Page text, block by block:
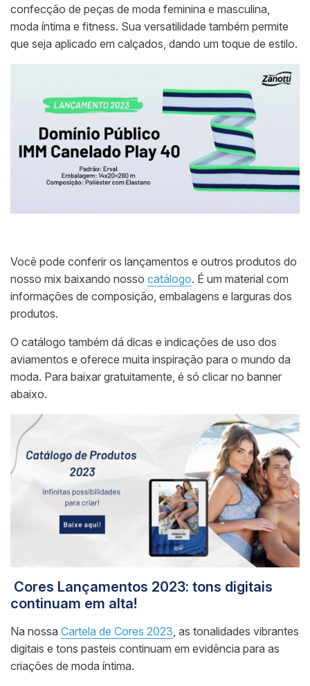
confecção de peças de moda feminina e masculina,
moda íntima e fitness. Sua versatilidade também permite
que seja aplicado em calçados, dando um toque de estilo.
Você pode conferir os lançamentos e outros produtos do
nosso mix baixando nosso catálogo. É um material com
informações de composição, embalagens e larguras dos
produtos.
O catálogo também dá dicas e indicações de uso dos
aviamentos e oferece muita inspiração para o mundo da
moda. Para baixar gratuitamente, é só clicar no banner
abaixo.
Cores Lançamentos 2023: tons digitais
continuam em alta!
Na nossa Cartela de Cores 2023 , as tonalidades vibrantes
digitais e tons pasteis continuam em evidência para as
criações de moda íntima.